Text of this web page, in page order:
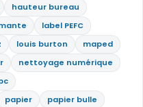
hauteur bureau
label PEFC
louis burton
maped
nettoyage numérique
papier
papier bulle